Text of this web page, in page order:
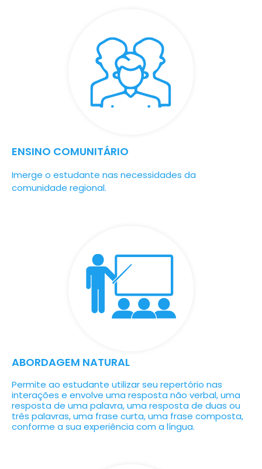
ENSINO COMUNITÁRIO
Imerge o estudante nas necessidades da
comunidade regional.
ABORDAGEM NATURAL
Permite ao estudante utilizar seu repertório nas
interações e envolve uma resposta não verbal, uma
resposta de uma palavra, uma resposta de duas ou
três palavras, uma frase curta, uma frase composta,
conforme a sua experiência com a língua.